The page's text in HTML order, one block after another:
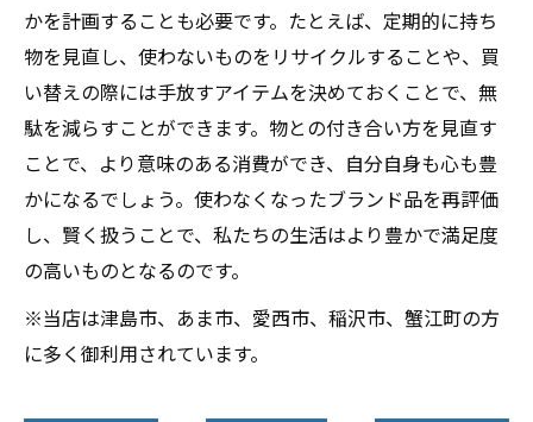
かを計画することも必要です。たとえば、定期的に持ち
物を見直し、使わないものをリサイクルすることや、買
い替えの際には手放すアイテムを決めておくことで、無
駄を減らすことができます。物との付き合い方を見直す
ことで、より意味のある消費ができ、自分自身も心も豊
かになるでしょう。使わなくなったブランド品を再評価
し、賢く扱うことで、私たちの生活はより豊かで満足度
の高いものとなるのです。
※当店は津島市、あま市、愛西市、稲沢市、蟹江町の方
に多く御利用されています。